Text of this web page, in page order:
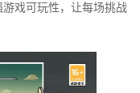
戏可玩性，让每场挑战